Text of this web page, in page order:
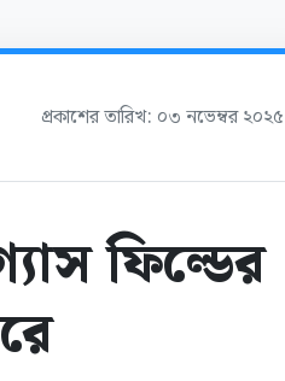
প্রকাশের তারিখ: ০৩ নভেম্বর ২০২৫
ফিল্ডের